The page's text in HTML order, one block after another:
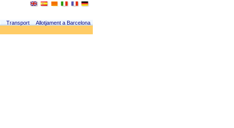
Transport
Allotjament a Barcelona